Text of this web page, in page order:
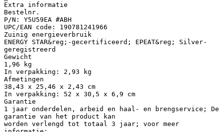
Extra informatie
Bestelnr.
P/N: Y5U59EA #ABH
UPC/EAN code: 190781241966
Zuinig energieverbruik
ENERGY STAR&reg;-gecertificeerd; EPEAT&reg; Silver-
geregistreerd
Gewicht
1,96 kg
In verpakking: 2,93 kg
Afmetingen
38,43 x 25,46 x 2,43 cm
In verpakking: 52 x 30,5 x 6,9 cm
Garantie
1 jaar onderdelen, arbeid en haal- en brengservice; De
garantie van het product kan
worden verlengd tot totaal 3 jaar; voor meer